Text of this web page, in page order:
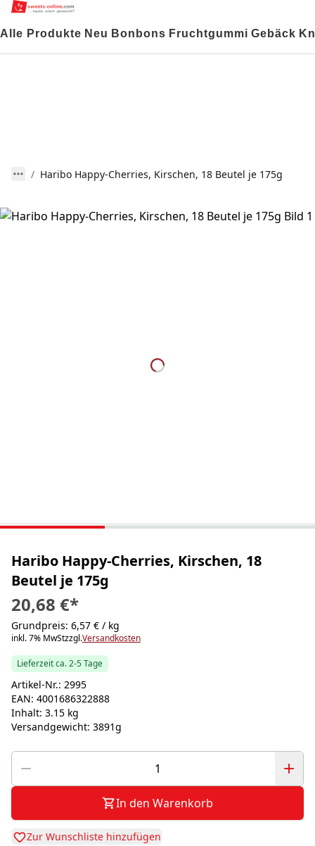
Alle Produkte Neu Bonbons Fruchtgummi Gebäck
Haribo Happy-Cherries, Kirschen, 18 Beutel je 175g
Haribo Happy-Cherries, Kirschen, 18
Beutel je 175g
20,68 €*
Grundpreis: 6,57 € / kg
inkl. 7% MwStzzgl.Versandkosten
Lieferzeit ca. 2-5 Tage
Artikel-Nr.: 2995
EAN: 4001686322888
Inhalt: 3.15 kg
Versandgewicht: 3891g
In den Warenkorb
Zur Wunschliste hinzufügen